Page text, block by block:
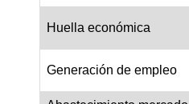
Huella económica
Generación de empleo